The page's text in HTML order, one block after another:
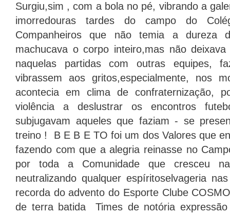
Surgiu,sim , com a bola no pé, vibrando a
imorredouras tardes do campo do
Companheiros que não temia a dureza
machucava o corpo inteiro,mas não
naquelas partidas com outras equipes,
vibrassem aos gritos,especialmente, nos
acontecia em clima de confraternização,
violência a deslustrar os encontros
subjugavam aqueles que faziam - se
treino ! B E B E TO foi um dos Valores que
fazendo com que a alegria reinasse no
por toda a Comunidade que cresceu
neutralizando qualquer espíritoselvageria
recorda do advento do Esporte Clube
de terra batida Times de notória